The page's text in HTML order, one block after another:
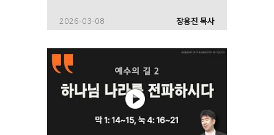
2026-03-08 장용진 목사